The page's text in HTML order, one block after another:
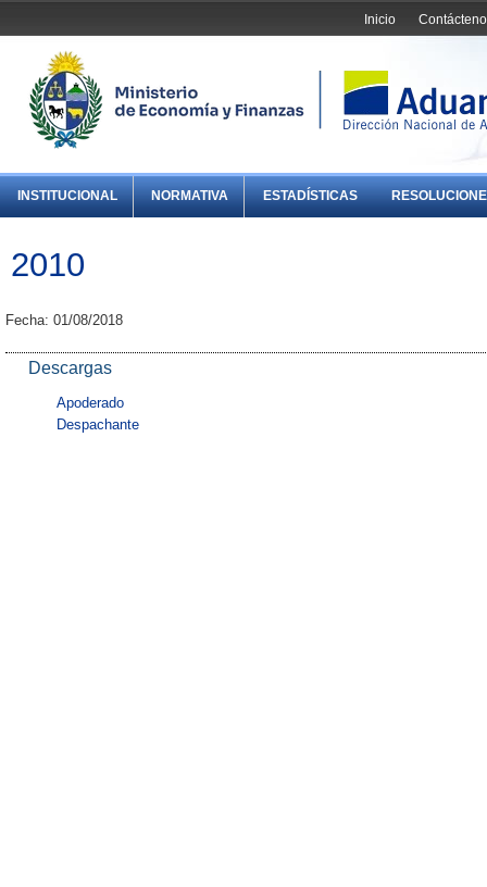
Inicio
INSTITUCIONAL NORMATIVA ESTADÍSTICAS
2010
Fecha: 01/08/2018
Descargas
Apoderado
Despachante